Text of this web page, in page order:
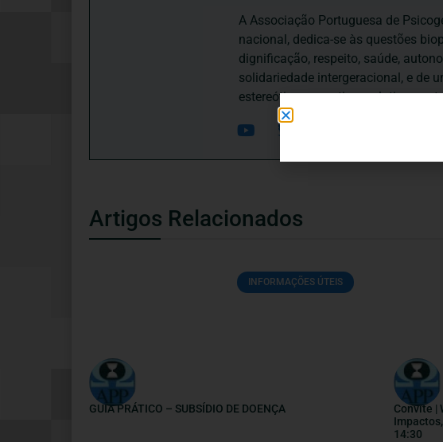
A Associação Portuguesa de
nacional, dedica-se às questões
dignificação, respeito, saúde,
solidariedade intergeracional, e de
estereótipos negativos
Artigos Relacionados
INFORMAÇÕES ÚTEIS
GUIA PRÁTICO – SUBSÍDIO DE DOENÇA
Convite |
14:30